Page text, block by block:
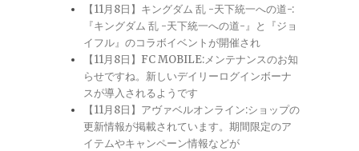
【11月8日】キングダム 乱 -天下統一への道-:
『キングダム 乱 -天下統一への道-』と『ジョ
イフル』のコラボイベントが開催され
【11月8日】FC MOBILE:メンテナンスのお知
らせですね。新しいデイリーログインボーナ
スが導入されるようです
【11月8日】アヴァベルオンライン:ショップの
更新情報が掲載されています。期間限定のア
イテムやキャンペーン情報などが